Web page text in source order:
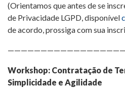
(Orientamos que antes de se
de Privacidade LGPD, disponível
de acordo, prossiga com sua
Workshop: Contratação de
Simplicidade e Agilidade